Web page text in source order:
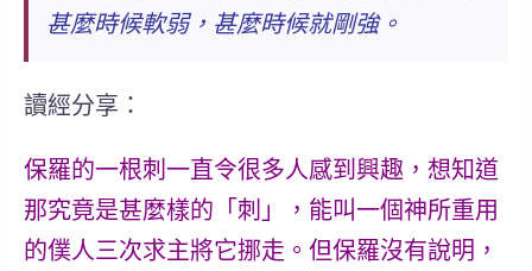
甚麼時候軟弱，甚麼時候就剛強。
讀經分享：
保羅的一根刺一直令很多人感到興趣，想知道
那究竟是甚麼樣的「刺」，能叫一個神所重用
的僕人三次求主將它挪走。但保羅沒有說明，